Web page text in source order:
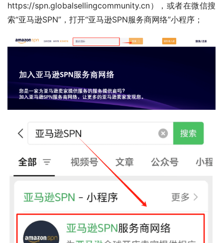
https://spn.globalsellingcommunity.cn），或者在微信搜
索“亚马逊SPN”，打开“亚马逊SPN服务商网络”小程序；